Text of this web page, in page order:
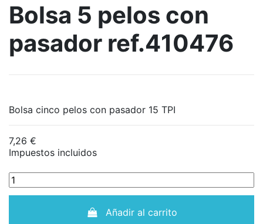
Bolsa 5 pelos con
pasador ref.410476
Bolsa cinco pelos con pasador 15 TPI
7,26 €
Impuestos incluidos
Añadir al carrito